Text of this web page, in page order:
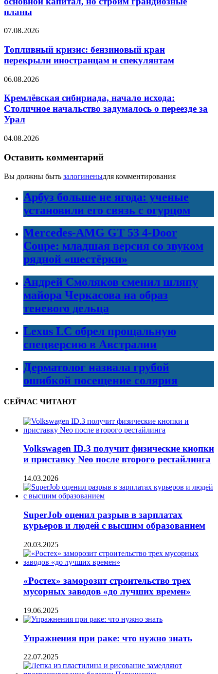
планы
07.08.2026
Топливный кризис: бензиновый кран
перекрыли иностранцам и спекулянтам
06.08.2026
Кремлёвская сибириада, начало исхода:
Столичное начальство задумалось о переезде за
Урал
04.08.2026
Оставить комментарий
Вы должны быть залогиненыдля комментирования
Арбуз больше не ягода: ученые
установили его связь с огурцом
Mercedes-AMG GT 53 4-Door
Coupe: младшая версия со звуком
рядной «шестёрки»
Андрей Смоляков сменил шляпу
майора Черкасова на образ
теневого дельца
Lexus LC обрел прощальную
спецверсию в Австралии
Дерматолог назвала грубой
ошибкой посещение солярия
СЕЙЧАС ЧИТАЮТ
Volkswagen ID.3 получит физические кнопки
и приставку Neo после второго рестайлинга
14.03.2026
SuperJob оценил разрыв в зарплатах
курьеров и людей с высшим образованием
20.03.2025
«Ростех» заморозит строительство трех
мусорных заводов «до лучших времен»
19.06.2025
Упражнения при раке: что нужно знать
22.07.2025